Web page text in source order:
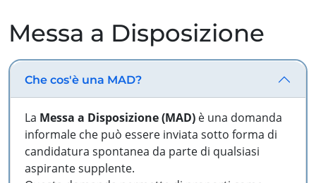
Messa a Disposizione
Che cos'è una MAD?
La Messa a Disposizione (MAD) è una domanda
informale che può essere inviata sotto forma di
candidatura spontanea da parte di qualsiasi
aspirante supplente.